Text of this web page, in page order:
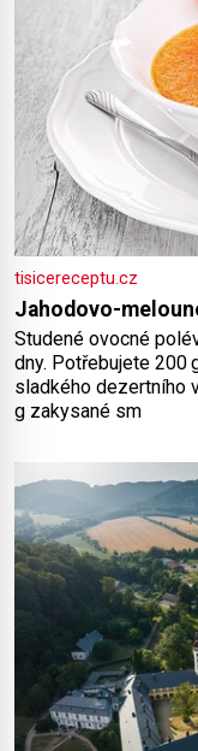
tisicereceptu.cz
Jahodovo-
Studené ovocné
dny. Potřebujete 200 g jahod 600 g žlutého melounu 100 ml
sladkého dezertního
g zakysané sm